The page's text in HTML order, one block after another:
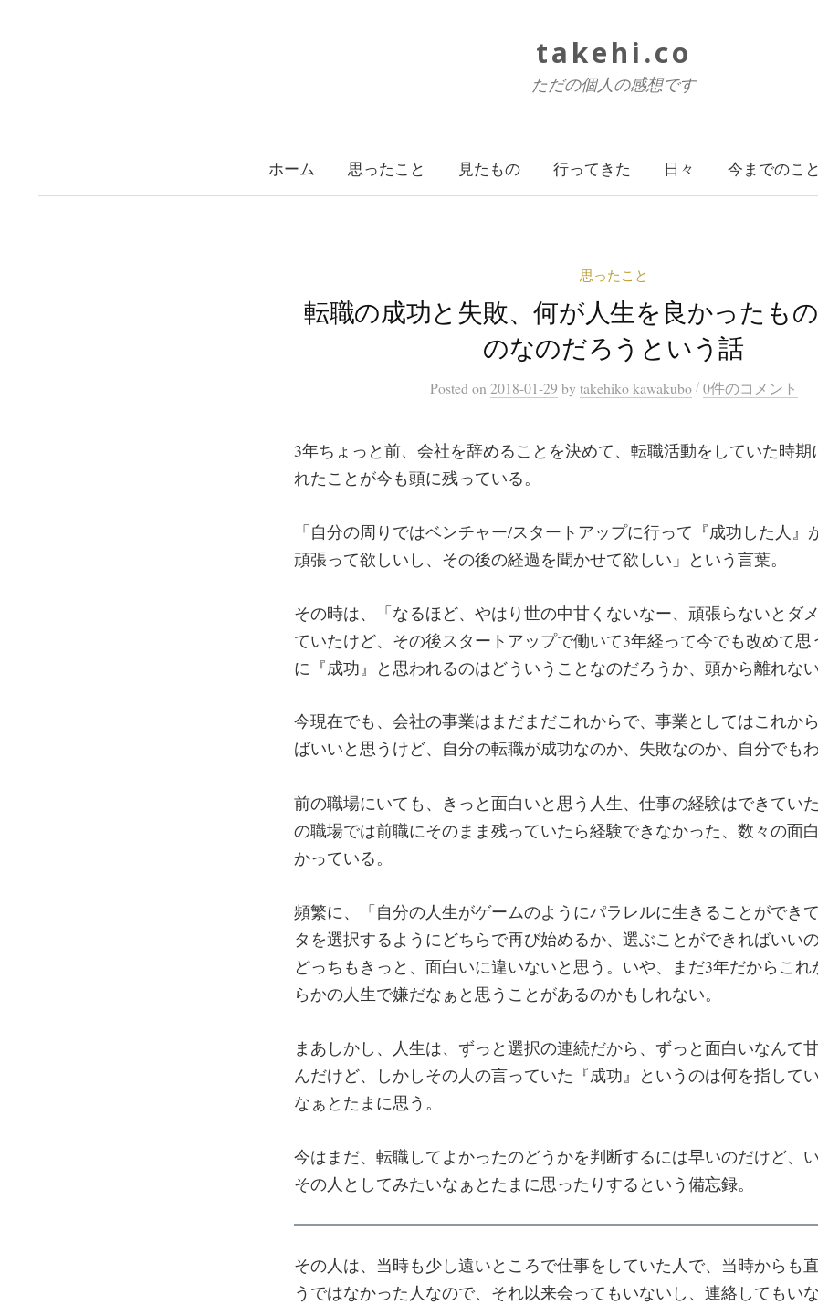
へ
takehi.co
ただの個人の感想です
ホーム 思ったこと 見たもの 行ってきた 日々 今までのこ
思ったこと
転職の成功と失敗、何が人生を良かったも
のなのだろうという話
Posted on 2018-01-29 by takehiko kawakubo /0件のコメント
3年ちょっと前、会社を辞めることを決めて、転職活動をしていた時
れたことが今も頭に残っている。
「自分の周りではベンチャー/スタートアップに行って『成功した人』
頑張って欲しいし、その後の経過を聞かせて欲しい」という言葉。
その時は、「なるほど、やはり世の中甘くないなー、頑張らないとダ
ていたけど、その後スタートアップで働いて3年経って今でも改めて
に『成功』と思われるのはどういうことなのだろうか、頭から離れな
今現在でも、会社の事業はまだまだこれからで、事業としてはこれか
ばいいと思うけど、自分の転職が成功なのか、失敗なのか、自分でも
前の職場にいても、きっと面白いと思う人生、仕事の経験はできてい
の職場では前職にそのまま残っていたら経験できなかった、数々の面
かっている。
頻繁に、「自分の人生がゲームのようにパラレルに生きることができ
タを選択するようにどちらで再び始めるか、選ぶことができればいい
どっちもきっと、面白いに違いないと思う。いや、まだ3年だからこ
らかの人生で嫌だなぁと思うことがあるのかもしれない。
まあしかし、人生は、ずっと選択の連続だから、ずっと面白いなんて
んだけど、しかしその人の言っていた『成功』というのは何を指して
なぁとたまに思う。
今はまだ、転職してよかったのどうかを判断するには早いのだけど、
その人としてみたいなぁとたまに思ったりするという備忘録。
その人は、当時も少し遠いところで仕事をしていた人で、当時からも
うではなかった人なので、それ以来会ってもいないし、連絡してもい